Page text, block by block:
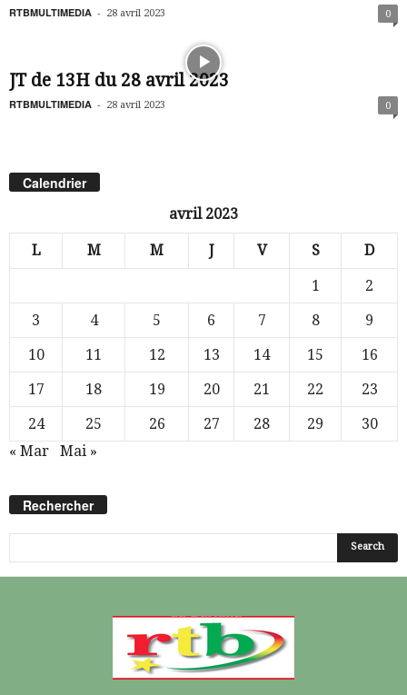
RTBMULTIMEDIA - 28 avril 2023 0
JT de 13H du 28 avril 2023
RTBMULTIMEDIA - 28 avril 2023 0
Calendrier
avril 2023
L M M J V S D
1
2
3
4 5 6 7 8
9
10
11 12 13 14 15
16
17
18 19 20 21 22
23
24
25 26 27 28 29
30
« Mar
Mai »
Rechercher